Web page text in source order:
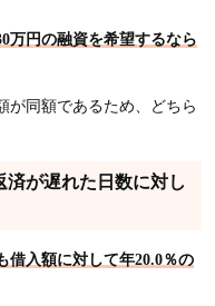
万円の融資を希望するなら
が同額であるため、どちら
済が遅れた日数に対し
借入額に対して年20.0％の